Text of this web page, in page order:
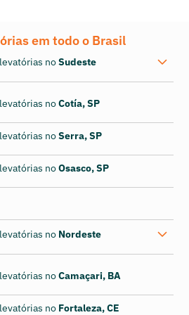
em todo o Brasil
noSudeste
noCotía, SP
noSerra, SP
noOsasco, SP
no Nordeste
noCamaçari, BA
no Fortaleza, CE